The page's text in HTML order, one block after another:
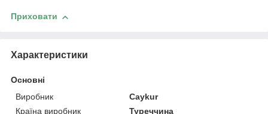
Приховати
Характеристики
Основні
Виробник
Caykur
Країна виробник
Туреччина